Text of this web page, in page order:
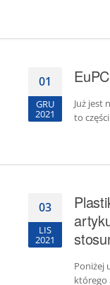
01
GRU
2021
Już jest
to
03
LIS
2021
Poniżej
którego